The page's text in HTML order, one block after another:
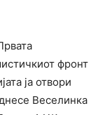
фронт
ја отвори
Веселинка